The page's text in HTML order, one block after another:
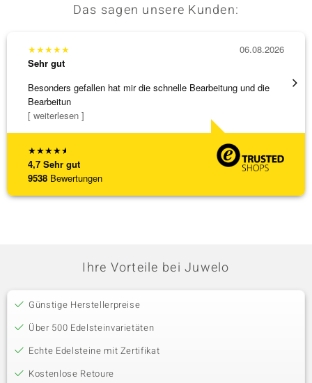
Das sagen unsere Kunden:
★★★★★
4,7 Sehr gut
9538 Bewertungen
★★★★★
Sehr gut
Besonders gefallen hat mir die schnelle Bearbeitung und die
Bearbeitun
[ weiterlesen ]
06.08.2026
Bin
Ihre Vorteile bei Juwelo
Günstige Herstellerpreise
Über 500 Edelsteinvarietäten
Echte Edelsteine mit Zertifikat
Kostenlose Retoure